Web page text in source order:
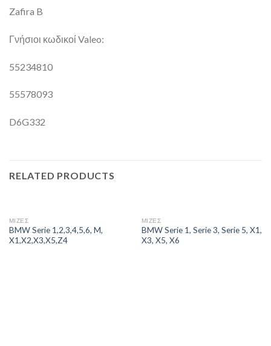
Zafira B
Γνήσιοι κωδικοί Valeo:
55234810
55578093
D6G332
RELATED PRODUCTS
ΜΙΖΕΣ
BMW Serie 1,2,3,4,5,6, M,
X1,X2,X3,X5,Z4
ΜΙΖΕΣ
BMW Serie 1, Serie 3, Serie 5, X1,
X3, X5, X6